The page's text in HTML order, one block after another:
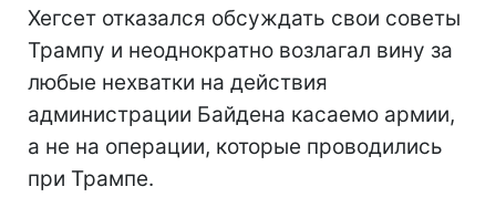
Хегсет отказался обсуждать свои советы
Трампу и неоднократно возлагал вину за
любые нехватки на действия
администрации Байдена касаемо армии,
а не на операции, которые проводились
при Трампе.